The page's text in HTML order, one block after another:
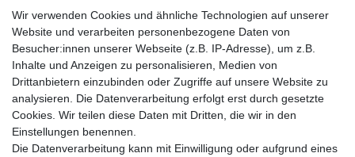
Top Kategorien
Adventskalender
Geschenke
Booklets
Themen
Ostern
Wir verwenden Cookies und ähnliche Technologien auf unserer
Website und verarbeiten personenbezogene Daten von
Besucher:innen unserer Webseite (z.B. IP-Adresse), um z.B.
Inhalte und Anzeigen zu personalisieren, Medien von
Drittanbietern einzubinden oder Zugriffe auf unsere Website zu
analysieren. Die Datenverarbeitung erfolgt erst durch gesetzte
Cookies. Wir teilen diese Daten mit Dritten, die wir in den
Einstellungen benennen.
Die Datenverarbeitung kann mit Einwilligung oder aufgrund eines